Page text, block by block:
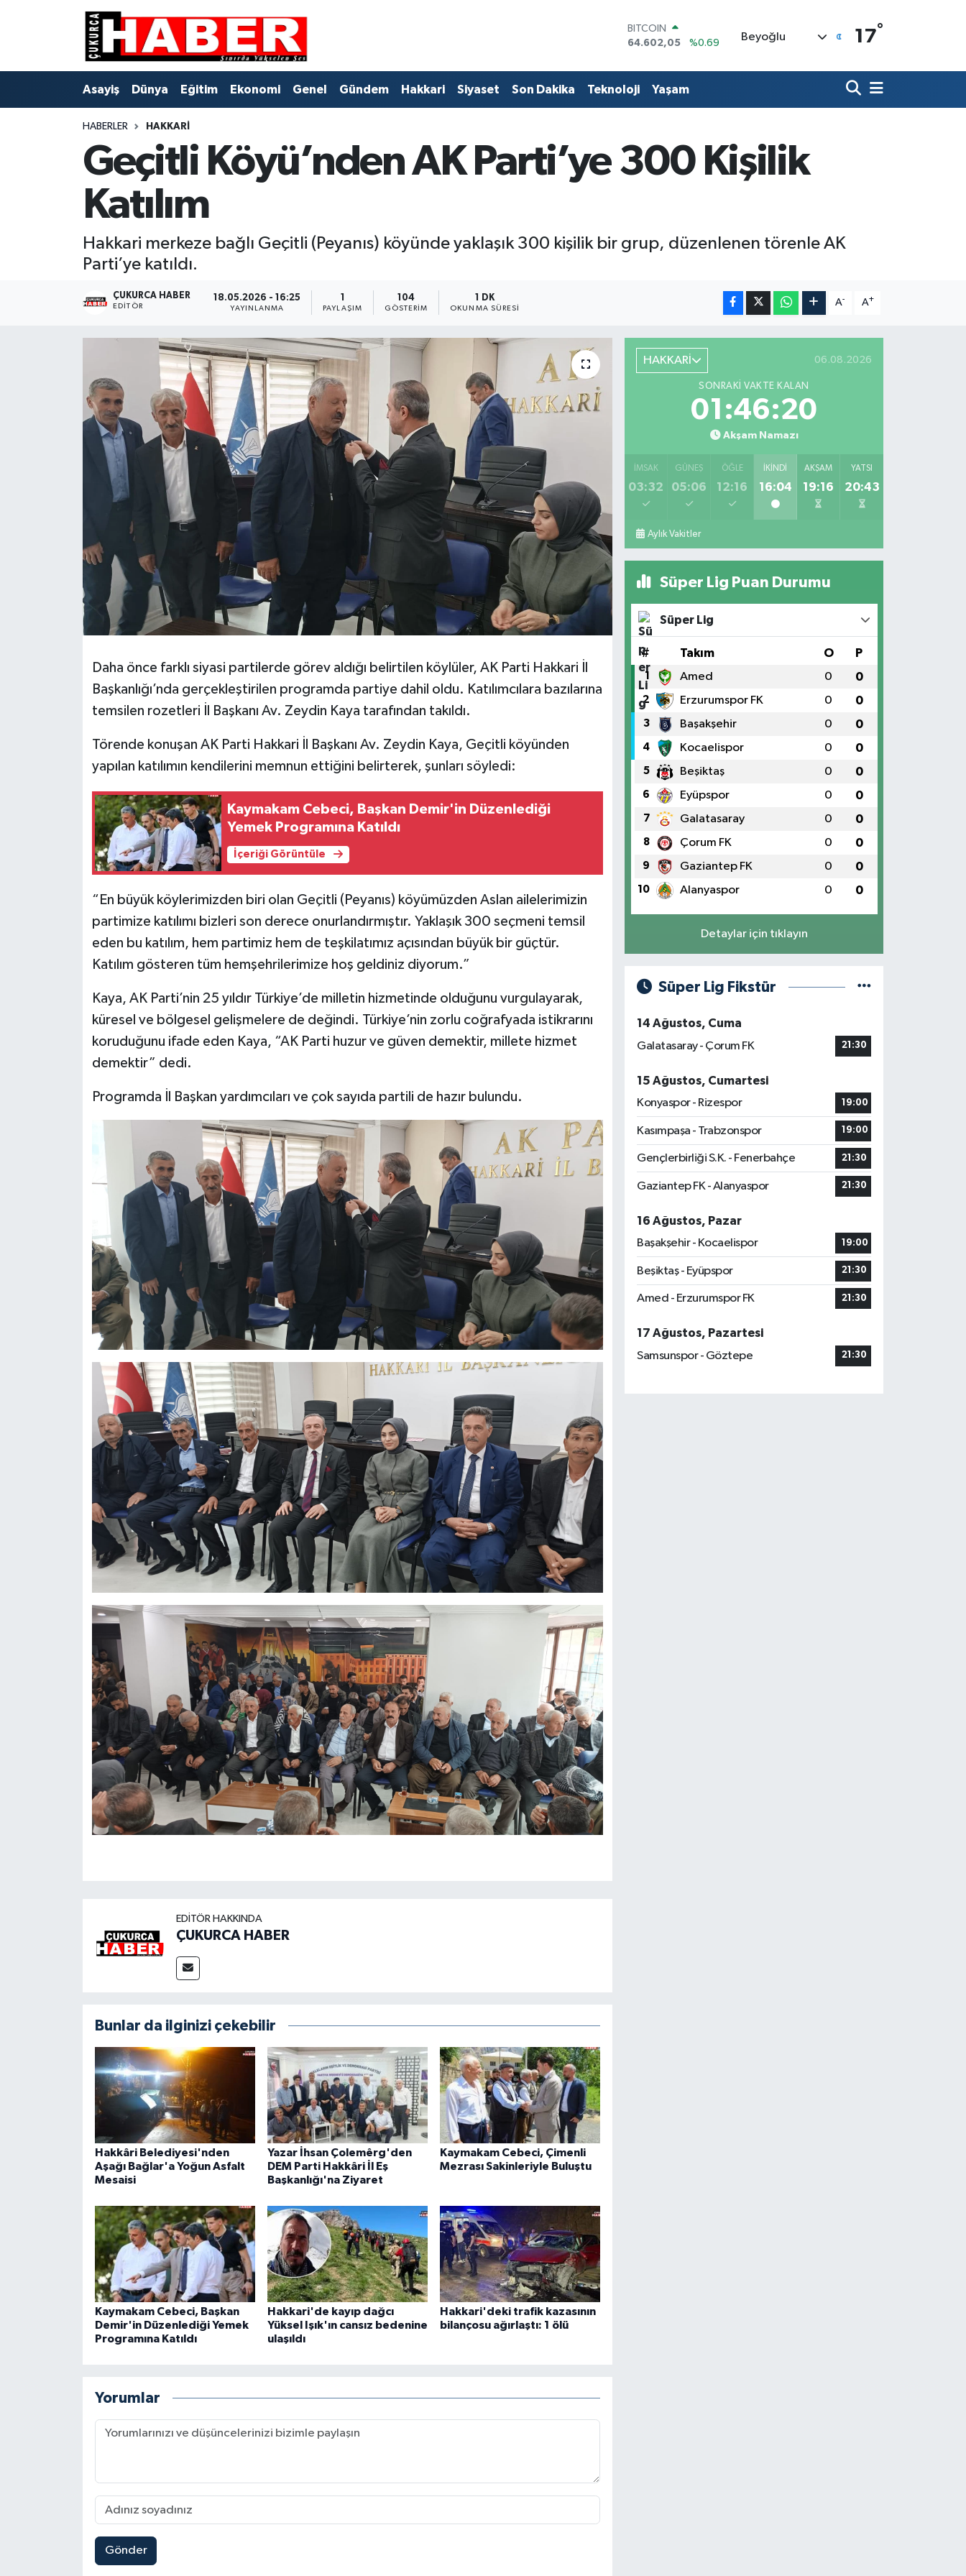
DOLAR
47,6006
%0.06
55,0250
%0.02
STERLİN
BİST100
13.768
%48
BITCOIN
Beyoğlu 17°
Asayiş Dünya Eğitim Ekonomi Genel Gündem Hakkari Siyaset Son Dakika Teknoloji Yaşam
HABERLER HAKKARI
Geçitli Köyü’nden AK Parti’ye 300 Kişilik
Katılım
Hakkari merkeze bağlı Geçitli (Peyanıs) köyünde yaklaşık 300 kişilik bir grup, düzenlenen törenle AK
Parti’ye katıldı.
ÇUKURCA HABER
EDITÖR
18.05.2026 - 16:25
YAYINLANMA
1
PAYLAŞIM
104
GÖSTERIM
1 DK
OKUNMA SÜRESI
A- A+
Daha önce farklı siyasi partilerde görev aldığı belirtilen köylüler, AK Parti Hakkari İl
Başkanlığı’nda gerçekleştirilen programda partiye dahil oldu. Katılımcılara bazılarına
temsilen rozetleri İl Başkanı Av. Zeydin Kaya tarafından takıldı.
Törende konuşan AK Parti Hakkari İl Başkanı Av. Zeydin Kaya, Geçitli köyünden
yapılan katılımın kendilerini memnun ettiğini belirterek, şunları söyledi:
Kaymakam Cebeci, Başkan Demir'in Düzenlediği
Yemek Programına Katıldı
İçeriği Görüntüle
“En büyük köylerimizden biri olan Geçitli (Peyanıs) köyümüzden Aslan ailelerimizin
partimize katılımı bizleri son derece onurlandırmıştır. Yaklaşık 300 seçmeni temsil
eden bu katılım, hem partimiz hem de teşkilatımız açısından büyük bir güçtür.
Katılım gösteren tüm hemşehrilerimize hoş geldiniz diyorum.”
Kaya, AK Parti’nin 25 yıldır Türkiye’de milletin hizmetinde olduğunu vurgulayarak,
küresel ve bölgesel gelişmelere de değindi. Türkiye’nin zorlu coğrafyada istikrarını
koruduğunu ifade eden Kaya, “AK Parti huzur ve güven demektir, millete hizmet
demektir” dedi.
Programda İl Başkan yardımcıları ve çok sayıda partili de hazır bulundu.
EDITÖR HAKKINDA
ÇUKURCA HABER
Bunlar da ilginizi çekebilir
Hakkâri Belediyesi'nden
Aşağı Bağlar'a Yoğun Asfalt
Mesaisi
Yazar İhsan Çolemêrg'den
DEM Parti Hakkâri İl Eş
Başkanlığı'na Ziyaret
Kaymakam Cebeci, Çimenli
Mezrası Sakinleriyle Buluştu
Kaymakam Cebeci, Başkan
Demir'in Düzenlediği Yemek
Programına Katıldı
Hakkari'de kayıp dağcı
Yüksel Işık'ın cansız bedenine
ulaşıldı
Hakkari'deki trafik kazasının
bilançosu ağırlaştı: 1 ölü
Yorumlar
Gönder
HAKKARİ 06.08.2026
SONRAKI VAKTE KALAN
01:46:19
Akşam Namazı
İMSAK
03:32
GÜNEŞ
05:06
ÖĞLE
12:16
İKINDI
16:04
AKŞAM
19:16
YATSI
20:43
Aylık Vakitler
Süper Lig Puan Durumu
Süper Lig
# Takım O P
1 Amed 0 0
2 Erzurumspor FK 0 0
3 Başakşehir 0 0
4 Kocaelispor 0 0
5 Beşiktaş 0 0
6 Eyüpspor 0 0
7 Galatasaray 0 0
8 Çorum FK 0 0
9 Gaziantep FK 0 0
10 Alanyaspor 0 0
Detaylar için tıklayın
Süper Lig Fikstür
14 Ağustos, Cuma
Galatasaray - Çorum FK
21:30
15 Ağustos, Cumartesi
Konyaspor - Rizespor
19:00
Kasımpaşa - Trabzonspor 19:00
Gençlerbirliği S.K. - Fenerbahçe 21:30
Gaziantep FK - Alanyaspor 21:30
16 Ağustos, Pazar
Başakşehir - Kocaelispor
19:00
Beşiktaş - Eyüpspor 21:30
Amed - Erzurumspor FK 21:30
17 Ağustos, Pazartesi
Samsunspor - Göztepe
21:30
Ekonomi
Gündem
Teknoloji
Hava Durumu
Trafik Durumu
Süper Lig Puan Durumu ve Fikstür
Tüm Manşetler
Son Dakika Haberleri
Haber Arşivi